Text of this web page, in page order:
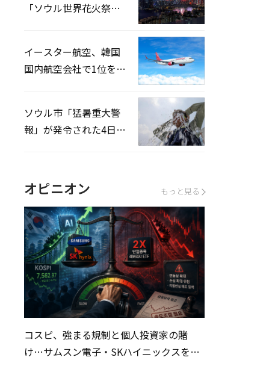
「ソウル世界花火祭り
イースター航空、韓国
国内航空会社で1位を記
ソウル市「猛暑重大警
報」が発令された4日、
オピニオン もっと見る
コスピ、強まる規制と個人投資家の賭
け…サムスン電子・SKハイニックスを巡